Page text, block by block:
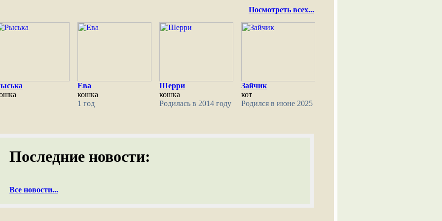
Посмотреть всех...
Ева
кошка
1 год
Шерри
кошка
Родилась в 2014 году
Зайчик
кот
Родился в июне 2025
Последние новости:
Все новости...